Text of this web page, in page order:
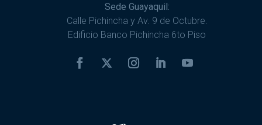
Sede Guayaquil:
Calle Pichincha y Av. 9 de Octubre.
Edificio Banco Pichincha 6to Piso